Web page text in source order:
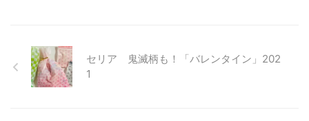
セリア 鬼滅柄も！「バレンタイン」202
1